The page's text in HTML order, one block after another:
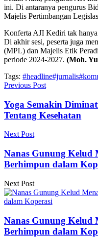
ini. Di antaranya pengurus
Majelis Pertimbangan
Konferta AJI Kediri tak
Di akhir sesi, peserta juga
(MPL) dan Majelis Etik
periode 2024-2027. (Moh.
Tags: #headline#jurnalis
Previous Post
Yoga Semakin
Tentang Kesehatan
Next Post
Nanas Gunung Kelud
Berhimpun dalam
Next Post
Nanas Gunung Kelud
Berhimpun dalam